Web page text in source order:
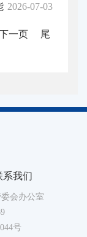
2026-07-03
一页
尾
系我们
会办公室
号